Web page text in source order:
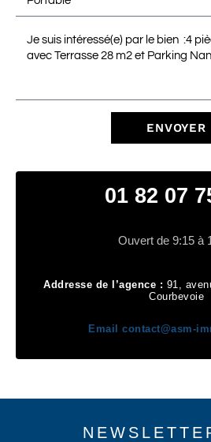
ENVOYER
01 82 07
Ouvert de 9:15 à
Addresse de l’agence : 91,
Courbevoie
Emailcontact@asm-